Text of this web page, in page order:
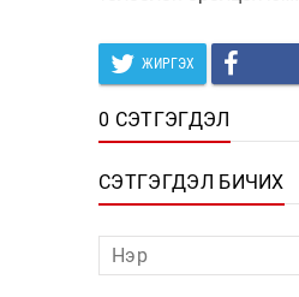
ЖИРГЭХ
0 СЭТГЭГДЭЛ
СЭТГЭГДЭЛ БИЧИХ